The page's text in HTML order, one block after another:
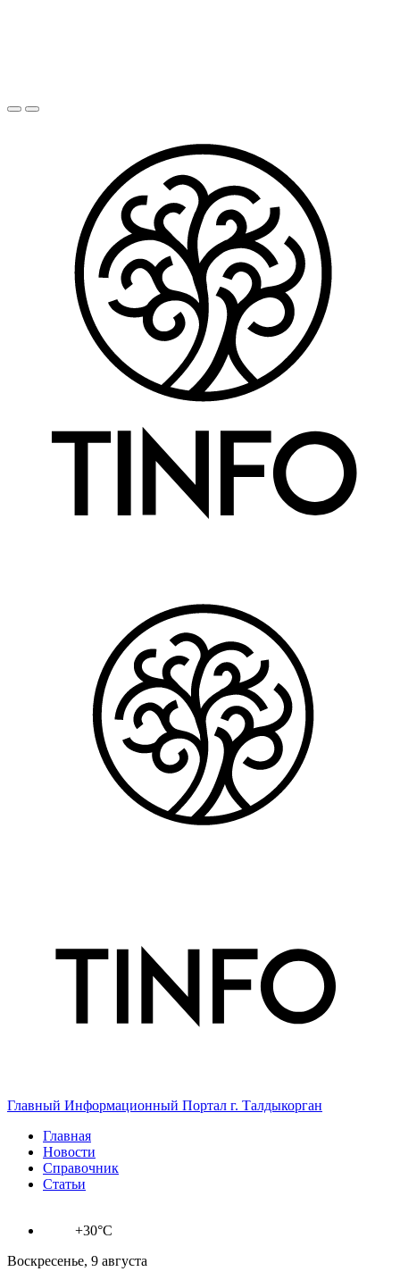
Главный Информационный Портал г. Талдыкорган
Главная
Новости
Справочник
Статьи
+30°C
Воскресенье, 9 августа